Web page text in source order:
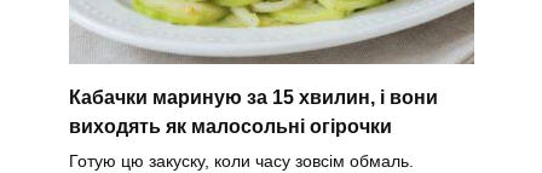
Кабачки мариную за 15 хвилин, і вони
виходять як малосольні огірочки
Готую цю закуску, коли часу зовсім обмаль.